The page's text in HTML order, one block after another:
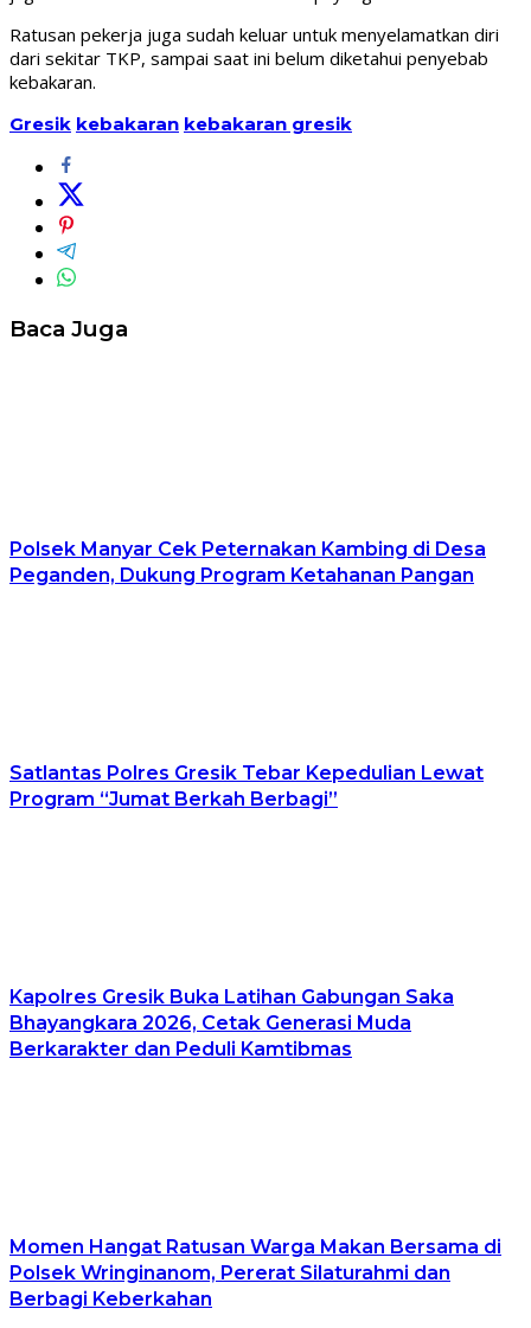
Ratusan pekerja juga sudah keluar untuk menyelamatkan diri
dari sekitar TKP, sampai saat ini belum diketahui penyebab
kebakaran.
Gresik kebakaran kebakaran gresik
Baca Juga
Polsek Manyar Cek Peternakan Kambing di Desa
Peganden, Dukung Program Ketahanan Pangan
Satlantas Polres Gresik Tebar Kepedulian Lewat
Program “Jumat Berkah Berbagi”
Kapolres Gresik Buka Latihan Gabungan Saka
Bhayangkara 2026, Cetak Generasi Muda
Berkarakter dan Peduli Kamtibmas
Momen Hangat Ratusan Warga Makan Bersama di
Polsek Wringinanom, Pererat Silaturahmi dan
Berbagi Keberkahan